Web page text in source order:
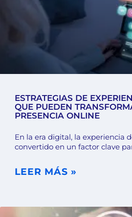
ESTRATEGIAS DE
QUE PUEDEN
PRESENCIA ONLINE
En la era digital, la experiencia
convertido en un factor clave
LEER MÁS »